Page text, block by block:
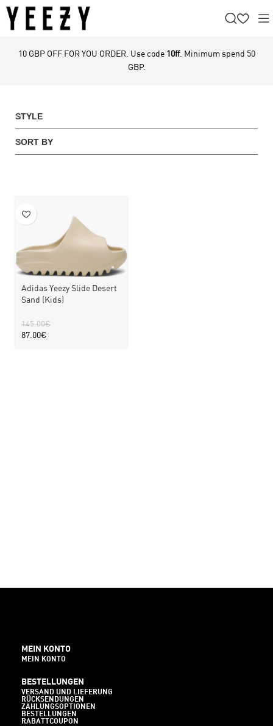
10 GBP OFF FOR YOU ORDER. Use code 10ff. Minimum spend 50
GBP.
STYLE
SORT BY
Adidas Yeezy Slide Desert
Sand (Kids)
145.00€
87.00€
MEIN KONTO
MEIN KONTO
BESTELLUNGEN
VERSAND UND LIEFERUNG
RÜCKSENDUNGEN
ZAHLUNGSOPTIONEN
BESTELLUNGEN
RABATTCOUPON